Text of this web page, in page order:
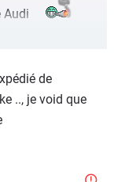
Audi
de
.., je void que